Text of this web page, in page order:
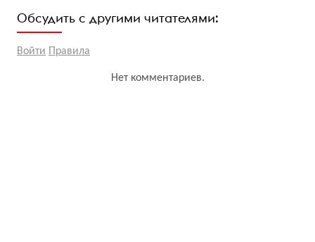
Обсудить с другими читателями:
Войти Правила
Нет комментариев.